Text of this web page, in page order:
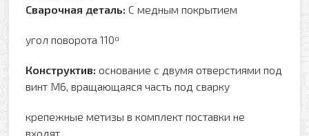
Сварочная деталь: С медным покрытием
угол поворота 110º
Конструктив: основание с двумя отверстиями под
винт М6, вращающаяся часть под сварку
крепежные метизы в комплект поставки не
входят.